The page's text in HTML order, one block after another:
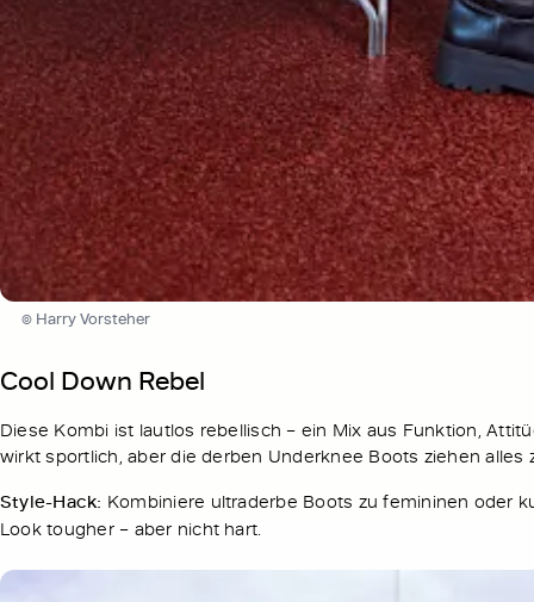
© Harry Vorsteher
Cool Down Rebel
Diese Kombi ist lautlos rebellisch – ein Mix aus Funktion,
wirkt sportlich, aber die derben Underknee Boots ziehen
Style-Hack: Kombiniere ultraderbe Boots zu femininen oder
Look tougher – aber nicht hart.